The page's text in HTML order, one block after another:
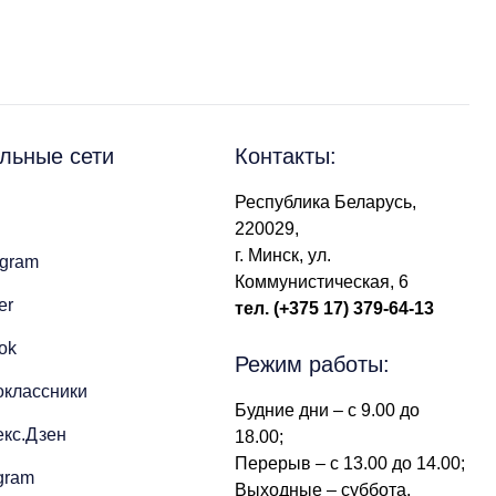
сети Контакты:
Республика Беларусь,
220029,
г. Минск, ул.
Коммунистическая, 6
тел. (+375 17) 379-64-13
Режим работы:
Будние дни – с 9.00 до
18.00;
Перерыв – с 13.00 до 14.00;
Выходные – суббота,